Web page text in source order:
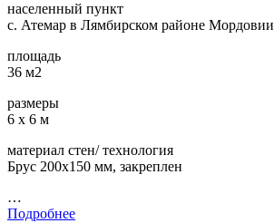
населенный пункт
с. Атемар в Лямбирском районе Мордовии
площадь
36 м2
размеры
6 х 6 м
материал стен/ технология
Брус 200х150 мм, закреплен
…
Подробнее